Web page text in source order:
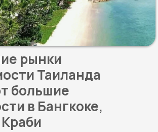
рынки
Таиланда
большие
в Бангкоке,